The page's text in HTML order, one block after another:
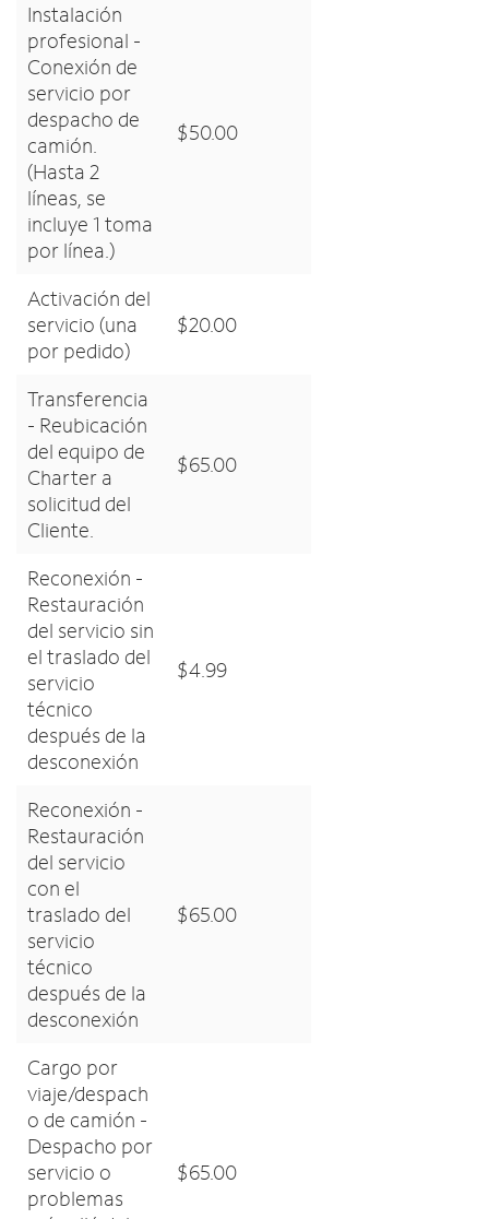
Instalación
profesional -
Conexión de
servicio por
despacho de
camión.
(Hasta 2
líneas, se
incluye 1 toma
por línea.)
$50.00
Activación del
servicio (una
por pedido)
$20.00
Transferencia
- Reubicación
del equipo de
Charter a
solicitud del
Cliente.
$65.00
Reconexión -
Restauración
del servicio sin
el traslado del
servicio
técnico
después de la
desconexión
$4.99
Reconexión -
Restauración
del servicio
con el
traslado del
servicio
técnico
después de la
desconexión
$65.00
Cargo por
viaje/despach
o de camión -
Despacho por
servicio o
problemas
$65.00